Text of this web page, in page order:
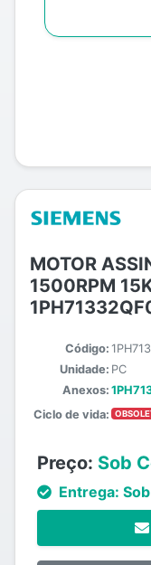
MOTOR
1500RPM
Código:
Unidade: PC
Anexos:
Ciclo de vida:
Preço: Sob
Entrega: